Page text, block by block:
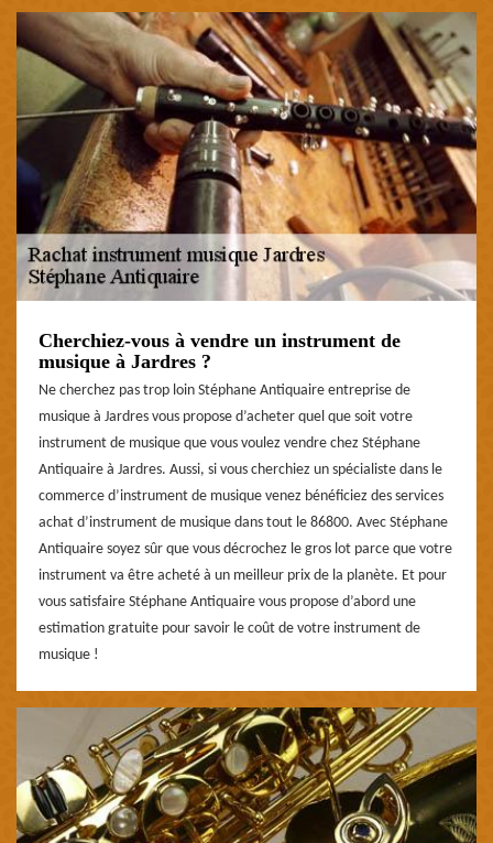
Cherchiez-vous à vendre un instrument de
musique à Jardres ?
Ne cherchez pas trop loin Stéphane Antiquaire entreprise de
musique à Jardres vous propose d’acheter quel que soit votre
instrument de musique que vous voulez vendre chez Stéphane
Antiquaire à Jardres. Aussi, si vous cherchiez un spécialiste dans le
commerce d’instrument de musique venez bénéficiez des services
achat d’instrument de musique dans tout le 86800. Avec Stéphane
Antiquaire soyez sûr que vous décrochez le gros lot parce que votre
instrument va être acheté à un meilleur prix de la planète. Et pour
vous satisfaire Stéphane Antiquaire vous propose d’abord une
estimation gratuite pour savoir le coût de votre instrument de
musique !